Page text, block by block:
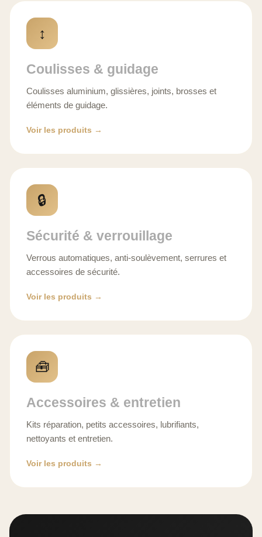
↕️
Coulisses & guidage
Coulisses aluminium, glissières, joints, brosses et
éléments de guidage.
Voir les produits →
🔒
Sécurité & verrouillage
Verrous automatiques, anti-soulèvement, serrures et
accessoires de sécurité.
Voir les produits →
🧰
Accessoires & entretien
Kits réparation, petits accessoires, lubrifiants,
nettoyants et entretien.
Voir les produits →